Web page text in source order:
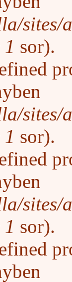
sites/
1 sor).
sites/
1 sor).
sites/
1 sor).